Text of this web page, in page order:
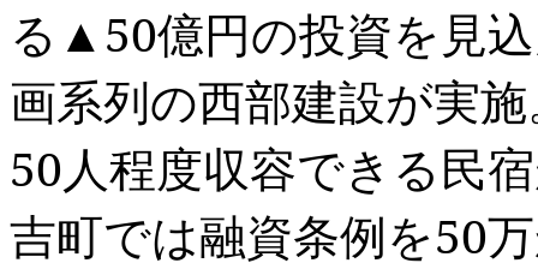
る▲50億円の投資を見
画系列の西部建設が実
50人程度収容できる民
吉町では融資条例を50